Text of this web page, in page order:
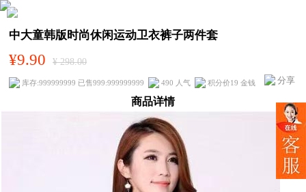
中大童韩版时尚休闲运动卫衣裤子两件套
分享
¥9.90 ¥ 298.00
库存:999999999 已售999:999999999 490 人气 积分价19 金钱
商品详情